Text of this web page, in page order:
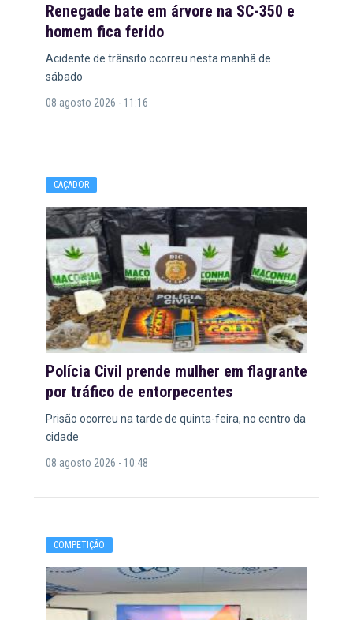
Renegade bate em árvore na SC-350 e
homem fica ferido
Acidente de trânsito ocorreu nesta manhã de
sábado
08 agosto 2026 - 11:16
CAÇADOR
Polícia Civil prende mulher em flagrante
por tráfico de entorpecentes
Prisão ocorreu na tarde de quinta-feira, no centro da
cidade
08 agosto 2026 - 10:48
COMPETIÇÃO